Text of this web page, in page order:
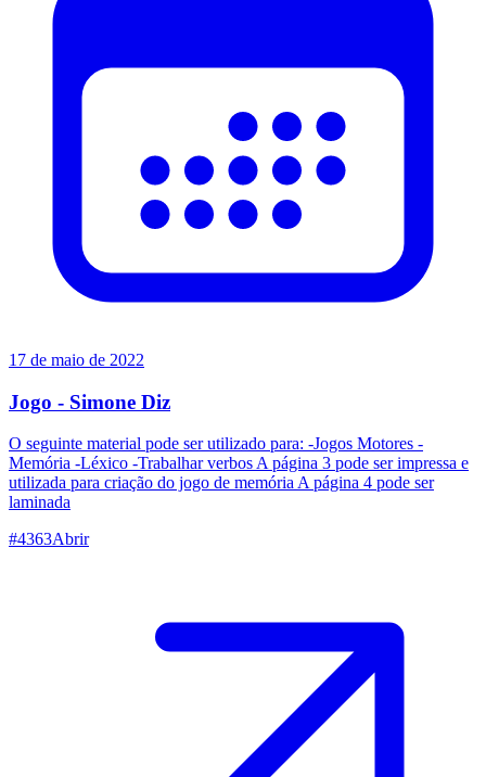
17 de maio de 2022
Jogo - Simone Diz
O seguinte material pode ser utilizado para: -Jogos Motores -
Memória -Léxico -Trabalhar verbos A página 3 pode ser impressa e
utilizada para criação do jogo de memória A página 4 pode ser
laminada
#4363Abrir